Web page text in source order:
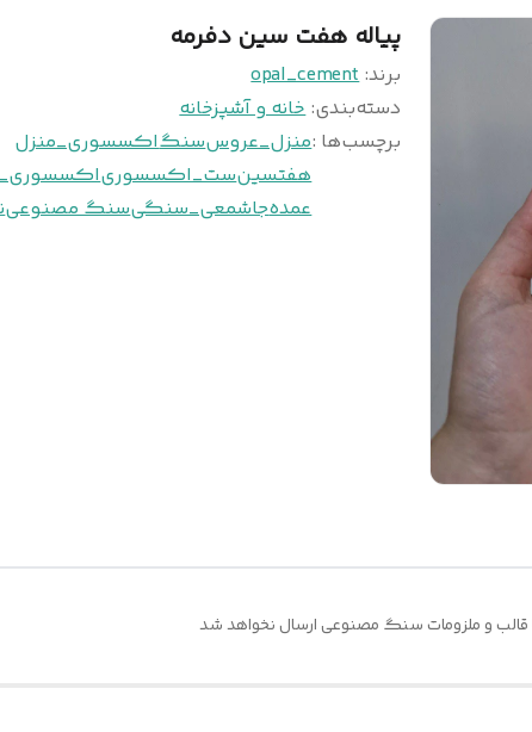
پیاله هفت سین دفرمه
برند:opal_cement
دسته‌بندی:خانه و آشپزخانه
برچسب‌ها :منزل_عروسسنگاکسسوری_منزل
هفتسینست_اکسسوری
عمدهجاشمعی_سنگیسنگ مصنوعی
و ملزومات سنگ مصنوعی ارسال نخواهد شد